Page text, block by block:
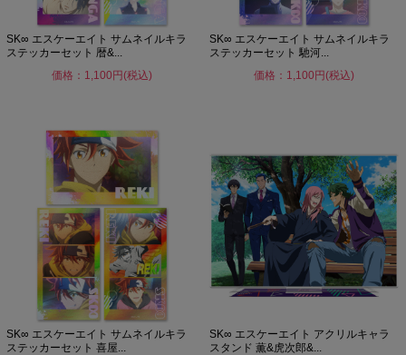
SK∞ エスケーエイト サムネイルキラ
ステッカーセット 暦&...
価格：1,100円(税込)
SK∞ エスケーエイト サムネイルキラ
ステッカーセット 馳河...
価格：1,100円(税込)
SK∞ エスケーエイト サムネイルキラ
ステッカーセット 喜屋...
SK∞ エスケーエイト アクリルキャラ
スタンド 薫&虎次郎&...